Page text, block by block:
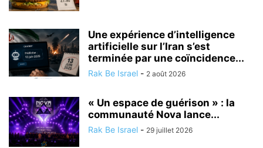
Une expérience d’intelligence
artificielle sur l’Iran s’est
terminée par une coïncidence...
Rak Be Israel - 2 août 2026
« Un espace de guérison » : la
communauté Nova lance...
Rak Be Israel - 29 juillet 2026